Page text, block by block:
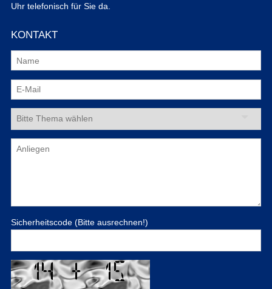
Uhr telefonisch für Sie da.
KONTAKT
Sicherheitscode (Bitte ausrechnen!)